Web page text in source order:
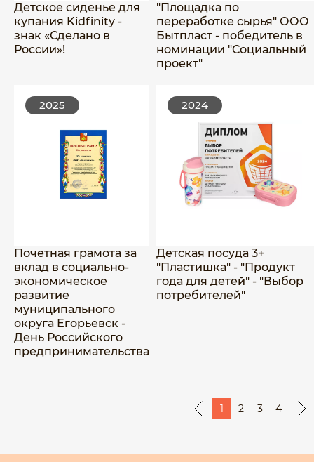
Детское сиденье для
купания Kidfinity -
знак «Сделано в
России»!
"Площадка по
переработке сырья" ООО
Бытпласт - победитель в
номинации "Социальный
проект"
2025
Почетная грамота за
вклад в социально-
экономическое
развитие
муниципального
округа Егорьевск -
День Российского
предпринимательства
2024
Детская посуда 3+
"Пластишка" - "Продукт
года для детей" - "Выбор
потребителей"
1 2 3 4